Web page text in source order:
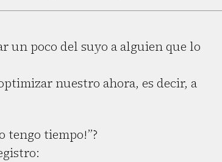
un poco del suyo a alguien que lo
nuestro ahora, es decir, a
tengo tiempo!”?